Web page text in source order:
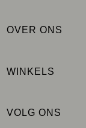
OVER ONS
WINKELS
VOLG ONS